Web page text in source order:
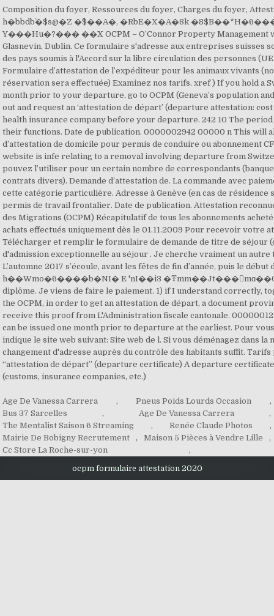
Age De Vanessa Carrera , Pneus Poids Lourds Occasion
,
Bus 37 Sarcelles
, Age De Vanessa Carrera
,
The Mentalist Saison 6 Streaming
, Renée Claude Photos
,
Mairie De Bobigny Recrutement
, Maison 5 Pièces à Vendre Lille
,
Cc Store La Roche-sur-yon
,
ocpm formulaire attestation 2020